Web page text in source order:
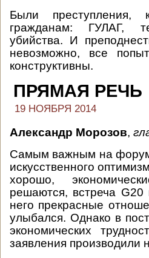
Были преступления,
гражданам: ГУЛАГ,
убийства. И
невозможно, все
конструктивны.
ПРЯМАЯ РЕЧЬ
19 НОЯБРЯ 2014
Александр Морозов,
Самым важным на
искусственного
хорошо,
решаются, встреча G20
него прекрасные
улыбался. Однако в
экономических
заявления производили